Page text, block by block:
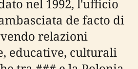
nel 1992, l'ufficio
de facto di
relazioni
educative, culturali